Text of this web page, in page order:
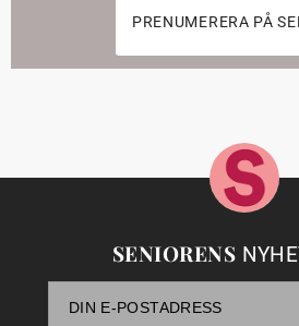
PRENUMERERA PÅ
SENIORENS